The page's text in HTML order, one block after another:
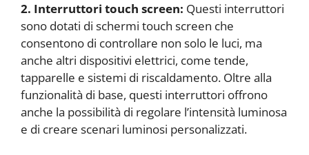
2. Interruttori touch screen: Questi interruttori
sono dotati di schermi touch screen che
consentono di controllare non solo le luci, ma
anche altri dispositivi elettrici, come tende,
tapparelle e sistemi di riscaldamento. Oltre alla
funzionalità di base, questi interruttori offrono
anche la possibilità di regolare l’intensità luminosa
e di creare scenari luminosi personalizzati.